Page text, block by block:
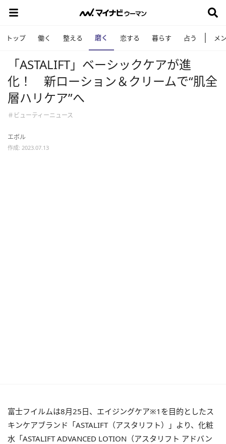
トップ 働く 整える 磨く 恋する 暮らす 占う メ
「ASTALIFT」ベーシックケアが進
化！ 新ローション＆クリームで“肌全
層ハリケア”へ
＃ビューティーニュース
エボル
作成: 2023.07.13
富士フイルムは8月25日、エイジングケア※1を目的としたス
キンケアブランド「ASTALIFT（アスタリフト）」より、化粧
水「ASTALIFT ADVANCED LOTION（アスタリフト アドバン